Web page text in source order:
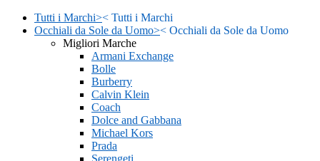
Tutti i Marchi>< Tutti i Marchi
Occhiali da Sole da Uomo>< Occhiali da Sole da Uomo
Migliori Marche
Armani Exchange
Bolle
Burberry
Calvin Klein
Coach
Dolce and Gabbana
Michael Kors
Prada
Serengeti